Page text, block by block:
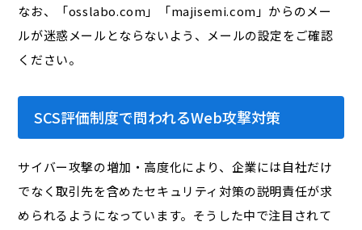
なお、「osslabo.com」「majisemi.com」からのメー
ルが迷惑メールとならないよう、メールの設定をご確認
ください。
SCS評価制度で問われるWeb攻撃対策
サイバー攻撃の増加・高度化により、企業には自社だけ
でなく取引先を含めたセキュリティ対策の説明責任が求
められるようになっています。そうした中で注目されて